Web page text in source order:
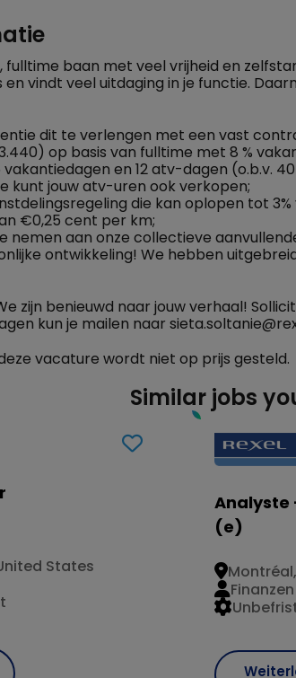
fulltime baan met veel vrijheid en
vindt veel uitdaging in je functie.
dit te verlengen met een vast
op basis van fulltime met 8 %
en 12 atv-dagen (o.b.v.
kunt jouw atv-uren ook verkopen;
die kan oplopen tot 3%
€0,25 cent per km;
nemen aan onze collectieve
ontwikkeling! We hebben
zijn benieuwd naar jouw verhaal!
kun je mailen naar
vacature wordt niet op prijs gesteld.
Similar jobs
States
Analyste
(e)
Finanzen